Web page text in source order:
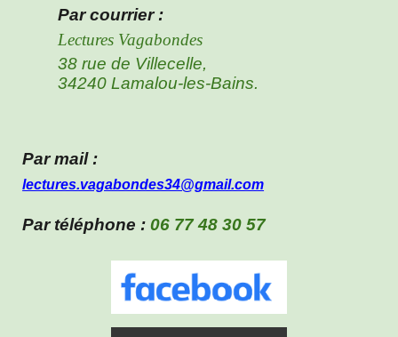
Par courrier :
Lectures Vagabondes
38 rue de Villecelle,
34240 Lamalou-les-Bains.
Par mail :
lectures.vagabondes34@gmail.com
Par téléphone :06 77 48 30 57